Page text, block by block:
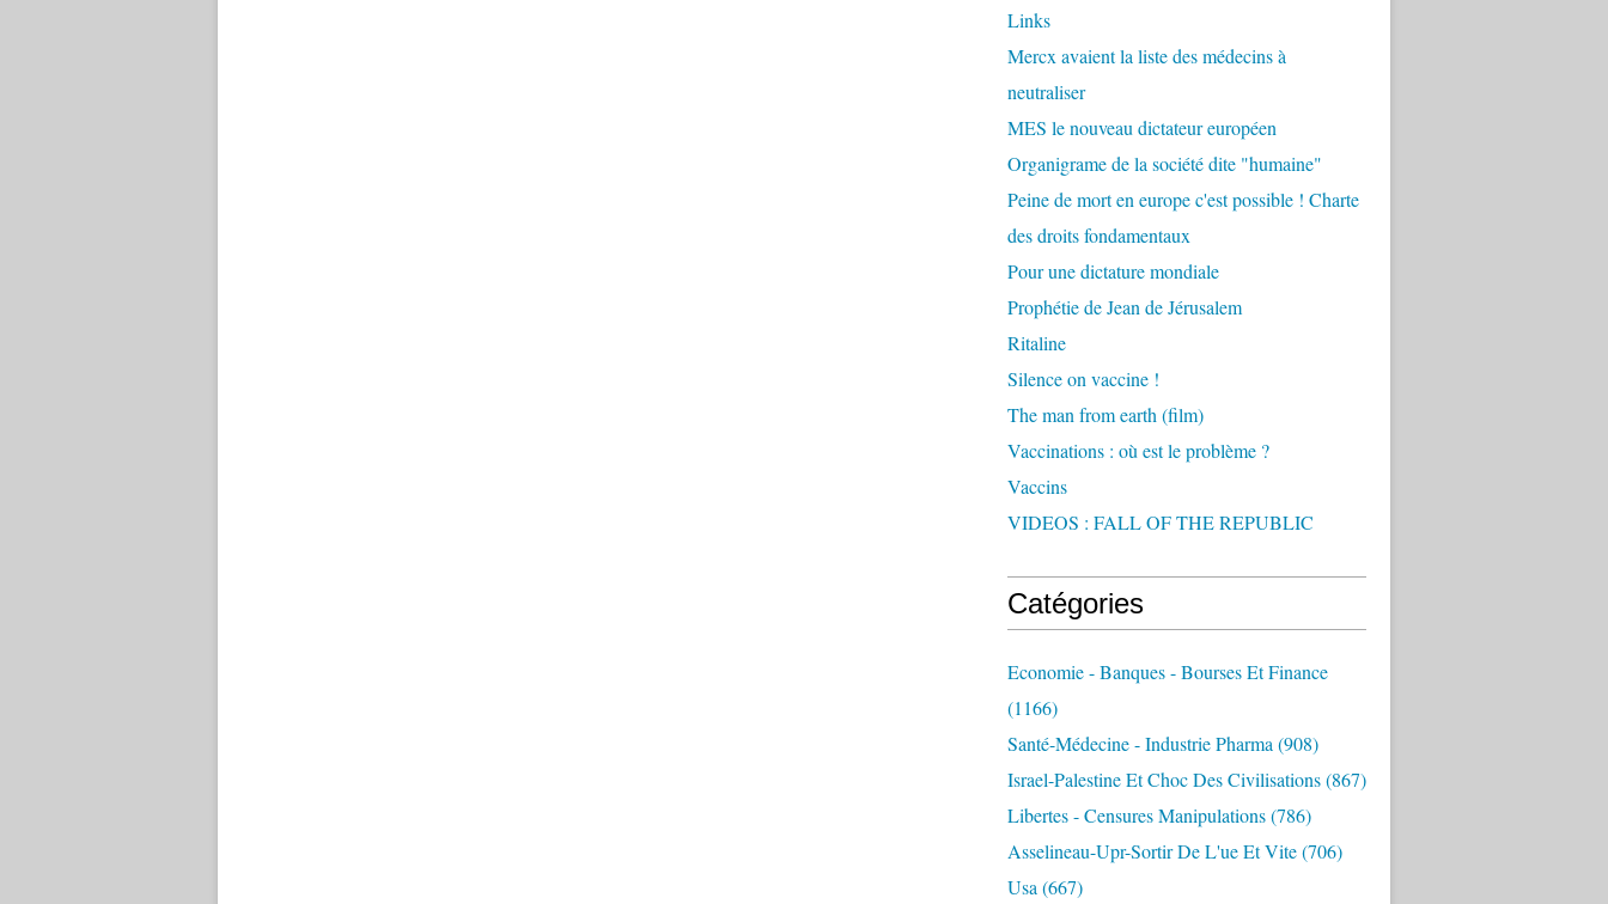
Links
Mercx avaient la liste des médecins à
neutraliser
MES le nouveau dictateur européen
Organigrame de la société dite "humaine"
Peine de mort en europe c'est possible ! Charte
des droits fondamentaux
Pour une dictature mondiale
Prophétie de Jean de Jérusalem
Ritaline
Silence on vaccine !
The man from earth (film)
Vaccinations : où est le problème ?
Vaccins
VIDEOS : FALL OF THE REPUBLIC
Catégories
Economie - Banques - Bourses Et Finance
(1166)
Santé-Médecine - Industrie Pharma (908)
Israel-Palestine Et Choc Des Civilisations(867)
Libertes - Censures Manipulations(786)
Asselineau-Upr-Sortir De L'ue Et Vite(706)
Usa (667)